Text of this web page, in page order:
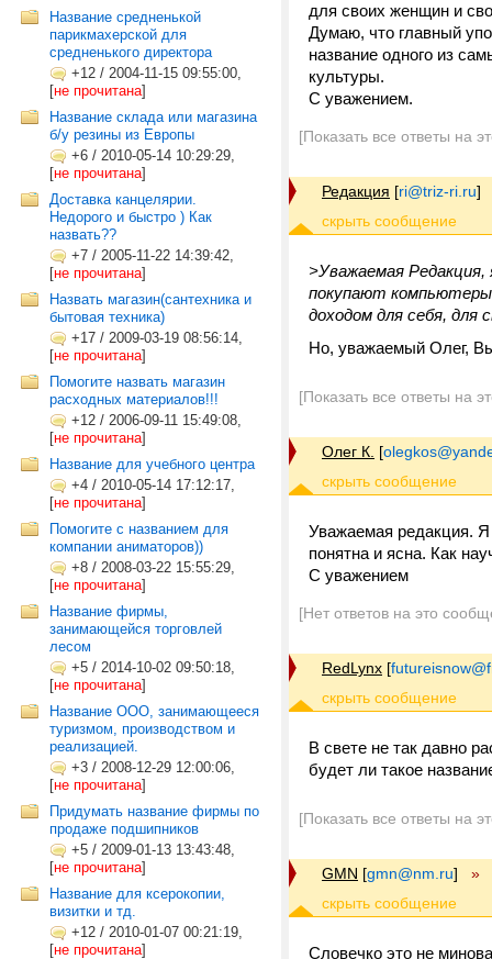
Название средненькой
парикмахерской для
средненького директора
+12 / 2004-11-15 09:55:00,
[не прочитана]
Название склада или магазина
б/у резины из Европы
+6 / 2010-05-14 10:29:29,
[не прочитана]
Доставка канцелярии.
Недорого и быстро ) Как
назвать??
+7 / 2005-11-22 14:39:42,
[не прочитана]
Назвать магазин(сантехника и
бытовая техника)
+17 / 2009-03-19 08:56:14,
[не прочитана]
Помогите назвать магазин
расходных материалов!!!
+12 / 2006-09-11 15:49:08,
[не прочитана]
Название для учебного центра
+4 / 2010-05-14 17:12:17,
[не прочитана]
Помогите с названием для
компании аниматоров))
+8 / 2008-03-22 15:55:29,
[не прочитана]
Название фирмы,
занимающейся торговлей
лесом
+5 / 2014-10-02 09:50:18,
[не прочитана]
Название ООО, занимающееся
туризмом, производством и
реализацией.
+3 / 2008-12-29 12:00:06,
[не прочитана]
Придумать название фирмы по
продаже подшипников
+5 / 2009-01-13 13:43:48,
[не прочитана]
Название для ксерокопии,
визитки и тд.
+12 / 2010-01-07 00:21:19,
[не прочитана]
для своих женщин и
Думаю, что главный
название одного из
культуры.
С уважением.
[Показать все ответы на
Редакция [ri@triz-ri.ru]
>Уважаемая
покупают
доходом для себя, для
Но, уважаемый Олег,
[Показать все ответы на
Олег К. [
Уважаемая редакция.
понятна и ясна. Как
С уважением
[Нет ответов на это
RedLynx [
В свете не так давно
будет ли такое
[Показать все ответы на
GMN [gmn@nm.ru] »
Словечко это не